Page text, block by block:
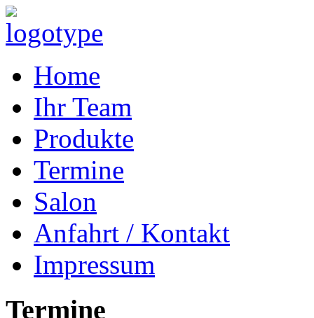
Home
Ihr Team
Produkte
Termine
Salon
Anfahrt / Kontakt
Impressum
Termine